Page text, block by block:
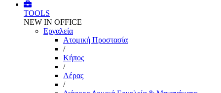
TOOLS
NEW IN OFFICE
Εργαλεία
Aτομική Προστασία
/
Kήπος
/
Αέρας
/